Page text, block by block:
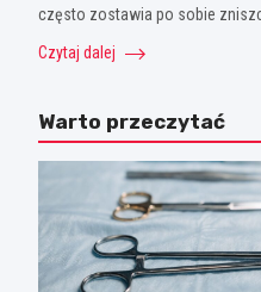
często zostawia po sobie
Czytaj dalej
Warto przeczytać